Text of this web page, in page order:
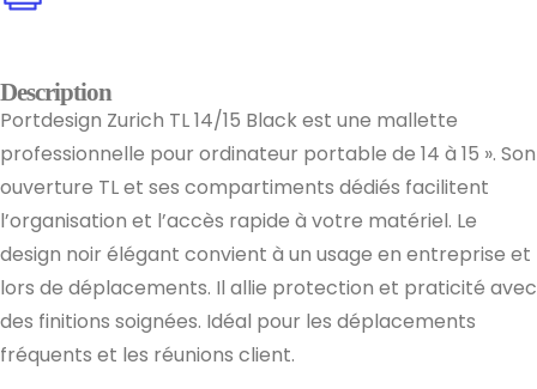
Description
Portdesign Zurich TL 14/15 Black est une mallette
professionnelle pour ordinateur portable de 14 à 15 ». Son
ouverture TL et ses compartiments dédiés facilitent
l’organisation et l’accès rapide à votre matériel. Le
design noir élégant convient à un usage en entreprise et
lors de déplacements. Il allie protection et praticité avec
des finitions soignées. Idéal pour les déplacements
fréquents et les réunions client.